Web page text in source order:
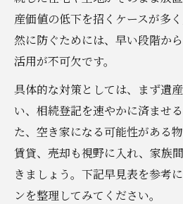
産価値の低下を招くケースが多
然に防ぐためには、早い段階か
活用が不可欠です。
具体的な対策としては、まず遺
い、相続登記を速やかに済ませ
た、空き家になる可能性がある
賃貸、売却も視野に入れ、家族
きましょう。下記早見表を参考
ンを整理してみてください。